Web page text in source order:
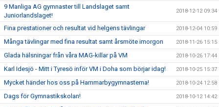
9 Manliga AG gymnaster till Landslaget samt
Juniorlandslaget!
2018-12-12 09:34
Fina prestationer och resultat vid helgens tävlingar 2018-12-04 10:59
Många tävlingar med fina resultat samt årsmöte imorgon 2018-11-26 15:15
Glada hälsningar från våra MAG-killar på VM 2018-10-26 17:44
Karl Idesjö - Mitt i Tyresö inför VM i Doha som börjar idag! 2018-10-25 15:37
Mycket händer hos oss på Hammarbygymnasterna! 2018-10-24 12:58
Dags för Gymnastikskolan! 2018-10-12 14:42